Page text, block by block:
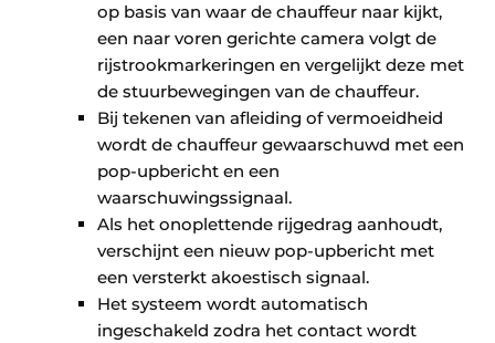
op basis van waar de chauffeur naar kijkt,
een naar voren gerichte camera volgt de
rijstrookmarkeringen en vergelijkt deze met
de stuurbewegingen van de chauffeur.
Bij tekenen van afleiding of vermoeidheid
wordt de chauffeur gewaarschuwd met een
pop-upbericht en een
waarschuwingssignaal.
Als het onoplettende rijgedrag aanhoudt,
verschijnt een nieuw pop-upbericht met
een versterkt akoestisch signaal.
Het systeem wordt automatisch
ingeschakeld zodra het contact wordt